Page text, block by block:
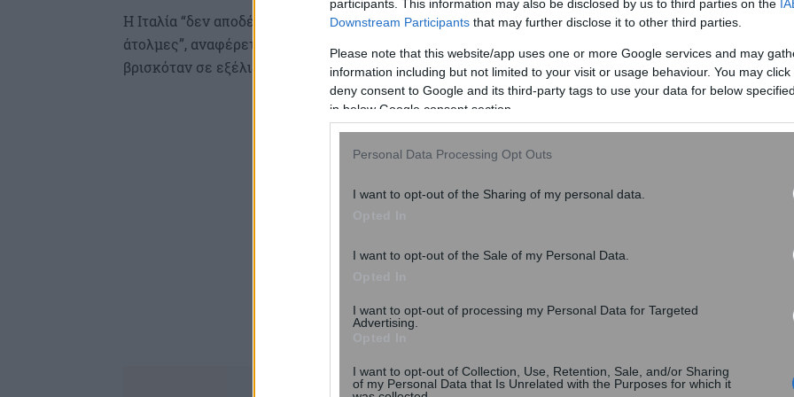
participants. This information may also be disclosed by us to third parties on the
Downstream Participants that may further disclose it to other third parties.
Please note that this website/app uses one or more Google services and may
information including but not limited to your visit or usage behaviour. You may
deny consent to Google and its third-party tags to use your data for below
in below Google consent section.
Personal Data Processing Opt Outs
I want to opt-out of the Sharing of my personal data.
I want to opt-out of the Sale of my Personal Data.
I want to opt-out of processing my Personal Data for Targeted
Advertising.
I want to opt-out of Collection, Use, Retention, Sale, and/or Sharing
of my Personal Data that Is Unrelated with the Purposes for which it
Η Ιταλία “δεν αποδέχεται” τις προτάσεις που περιλαμβάνονται στο προσχέδιο, γιατί είναι πολύ
άτολμες”, αναφέρεται σε δήλωση του Κόντε, που εξέδωσε το γραφείο του, ενώ η τηλεδιάσκεψη
βρισκόταν σε εξέλιξη.